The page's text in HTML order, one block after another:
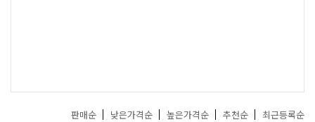
판매순 낮은가격순 높은가격순 추천순 최근등록순